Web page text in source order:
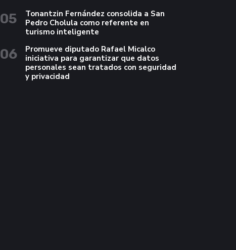
05
Tonantzin Fernández consolida a San
Pedro Cholula como referente en
turismo inteligente
06
Promueve diputado Rafael Micalco
iniciativa para garantizar que datos
personales sean tratados con seguridad
y privacidad